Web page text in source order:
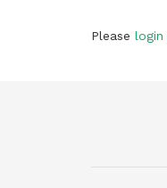
Please login